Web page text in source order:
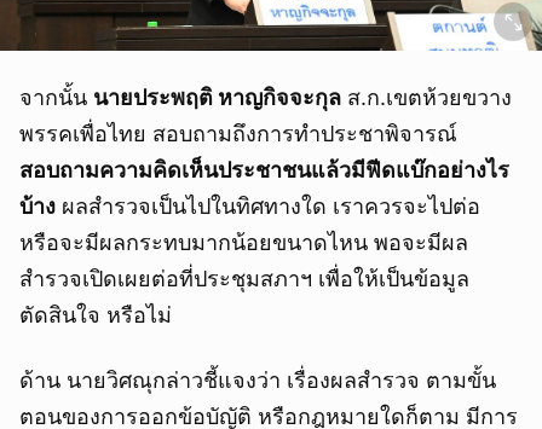
จากนั้น นายประพฤติ หาญกิจจะกุล ส.ก.เขตห้วยขวาง
พรรคเพื่อไทย สอบถามถึงการทำประชาพิจารณ์
สอบถามความคิดเห็นประชาชนแล้วมีฟีดแบ๊กอย่างไร
บ้าง ผลสำรวจเป็นไปในทิศทางใด เราควรจะไปต่อ
หรือจะมีผลกระทบมากน้อยขนาดไหน พอจะมีผล
สำรวจเปิดเผยต่อที่ประชุมสภาฯ เพื่อให้เป็นข้อมูล
ตัดสินใจ หรือไม่
ด้าน นายวิศณุกล่าวชี้แจงว่า เรื่องผลสำรวจ ตามขั้น
ตอนของการออกข้อบัญัติ หรือกฎหมายใดก็ตาม มีการ